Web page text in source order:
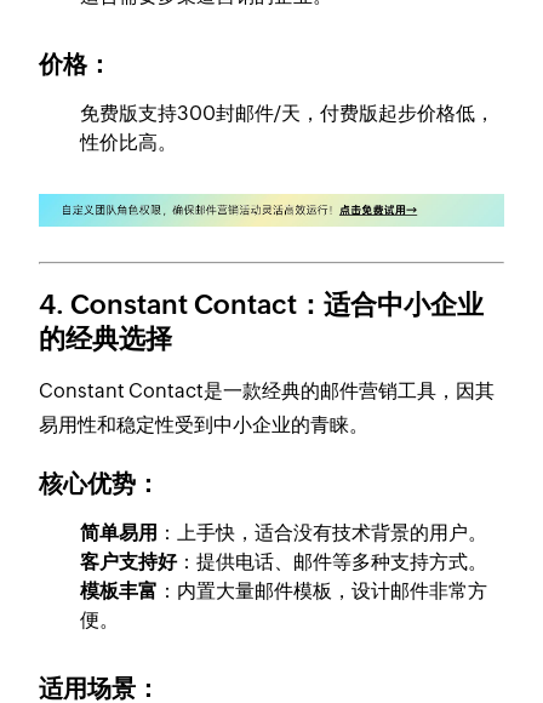
价格：
免费版支持300封邮件/天，付费版起步价格低，
性价比高。
4. Constant Contact：适合中小企业
的经典选择
Constant Contact是一款经典的邮件营销工具，因其
易用性和稳定性受到中小企业的青睐。
核心优势：
简单易用 ：上手快，适合没有技术背景的用户。
客户支持好：提供电话、邮件等多种支持方式。
模板丰富 ：内置大量邮件模板，设计邮件非常方
便。
适用场景：